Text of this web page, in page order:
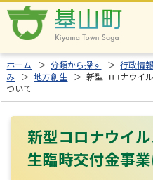
ホーム ＞分類から探す ＞行政情報
み
＞地方創生 ＞ 新型コロナウイ
ついて
新型コロナウイ
生臨時交付金事